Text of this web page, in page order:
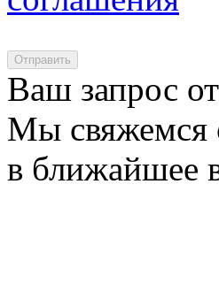
Отправить
Ваш запрос
Мы свяжемся
в ближайшее